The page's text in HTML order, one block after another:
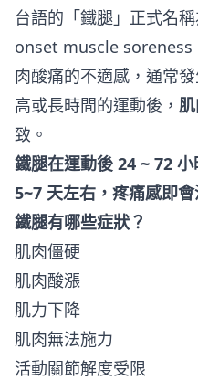
台語的「鐵腿」正式名
onset muscle soreness
肉酸痛的不適感，通常
高或長時間的運動後，
致。
鐵腿在運動後 24 ~ 72
5~7 天左右，疼痛感即會
鐵腿有哪些症狀？
肌肉僵硬
肌肉酸漲
肌力下降
肌肉無法施力
活動關節解度受限